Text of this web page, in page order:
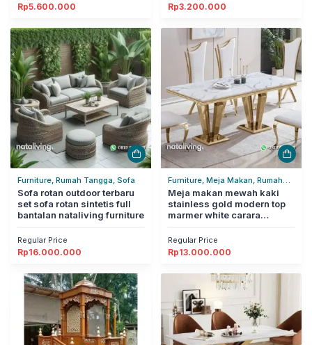
Rp5.600.000 Rp3.200.000
Furniture, Rumah Tangga, Sofa
Sofa rotan outdoor terbaru
set sofa rotan sintetis full
bantalan nataliving furniture
Regular Price
Rp16.000.000
Furniture, Meja Makan, Rumah
Tangga
Meja makan mewah kaki
stainless gold modern top
marmer white carara
Regular Price
Rp13.000.000